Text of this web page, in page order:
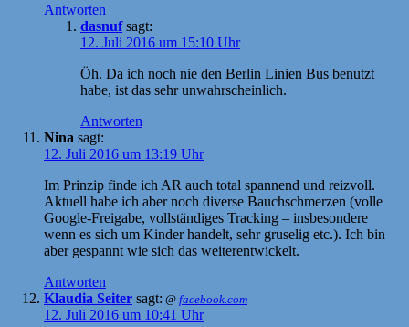
Antworten
dasnuf sagt:
12. Juli 2016 um 15:10 Uhr
Öh. Da ich noch nie den Berlin Linien Bus benutzt
habe, ist das sehr unwahrscheinlich.
Antworten
Nina sagt:
12. Juli 2016 um 13:19 Uhr
Im Prinzip finde ich AR auch total spannend und reizvoll.
Aktuell habe ich aber noch diverse Bauchschmerzen (volle
Google-Freigabe, vollständiges Tracking – insbesondere
wenn es sich um Kinder handelt, sehr gruselig etc.). Ich bin
aber gespannt wie sich das weiterentwickelt.
Antworten
Klaudia Seiter sagt: @ facebook.com
12. Juli 2016 um 10:41 Uhr